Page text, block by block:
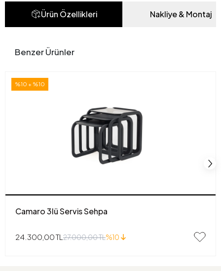
Ürün Özellikleri Nakliye & Montaj
Benzer Ürünler
%10 + %10
Camaro 3lü Servis Sehpa
24.300,00 TL 27.000,00 TL%10